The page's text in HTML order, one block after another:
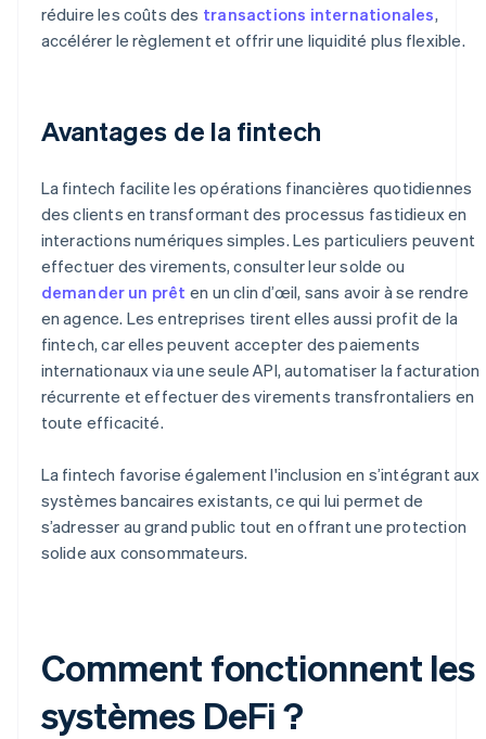
réduire les coûts des transactions internationales,
accélérer le règlement et offrir une liquidité plus flexible.
Avantages de la fintech
La fintech facilite les opérations financières quotidiennes
des clients en transformant des processus fastidieux en
interactions numériques simples. Les particuliers peuvent
effectuer des virements, consulter leur solde ou
demander un prêt en un clin d’œil, sans avoir à se rendre
en agence. Les entreprises tirent elles aussi profit de la
fintech, car elles peuvent accepter des paiements
internationaux via une seule API, automatiser la facturation
récurrente et effectuer des virements transfrontaliers en
toute efficacité.
La fintech favorise également l'inclusion en s’intégrant aux
systèmes bancaires existants, ce qui lui permet de
s’adresser au grand public tout en offrant une protection
solide aux consommateurs.
Comment fonctionnent les
systèmes DeFi ?